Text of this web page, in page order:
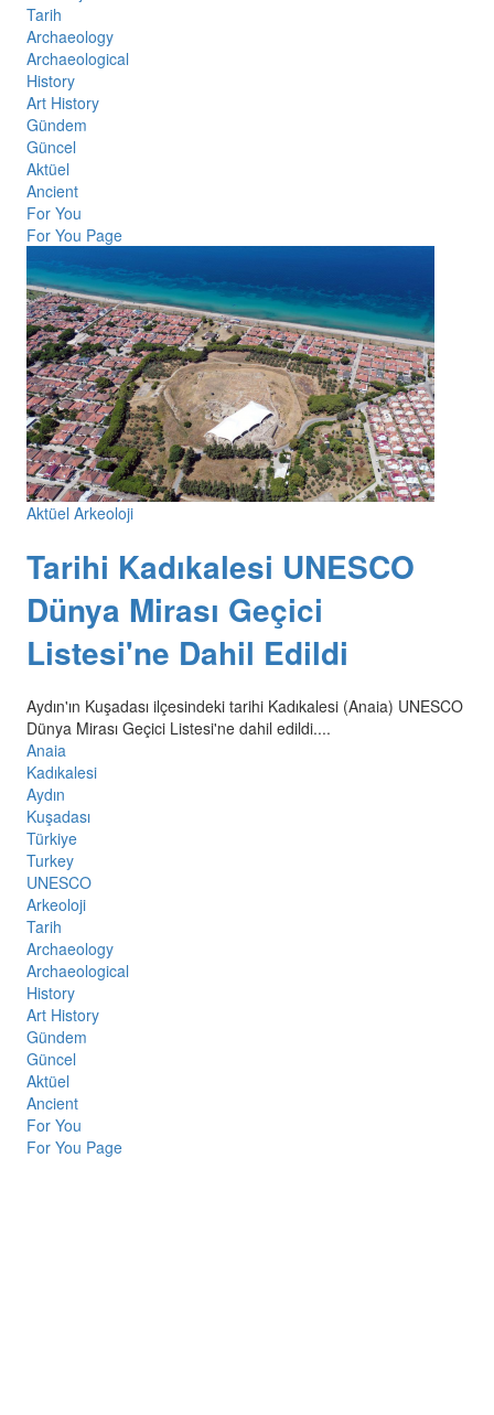
Tarih
Archaeology
Archaeological
History
Art History
Gündem
Güncel
Aktüel
Ancient
For You
For You Page
Aktüel Arkeoloji
Tarihi Kadıkalesi UNESCO
Dünya Mirası Geçici
Listesi'ne Dahil Edildi
Aydın'ın Kuşadası ilçesindeki tarihi Kadıkalesi (Anaia) UNESCO
Dünya Mirası Geçici Listesi'ne dahil edildi....
Anaia
Kadıkalesi
Aydın
Kuşadası
Türkiye
Turkey
UNESCO
Arkeoloji
Tarih
Archaeology
Archaeological
History
Art History
Gündem
Güncel
Aktüel
Ancient
For You
For You Page